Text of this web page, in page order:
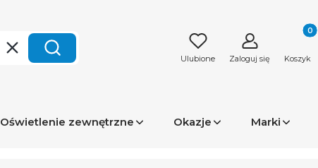
WyczyśćSzukaj Ulubione Zaloguj się Koszyk
Oświetlenie zewnętrzne Okazje Marki